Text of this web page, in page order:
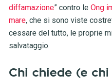
diffamazione” contro le Ong
mare, che si sono viste
cessare del tutto, le proprie
salvataggio.
Chi chiede (e